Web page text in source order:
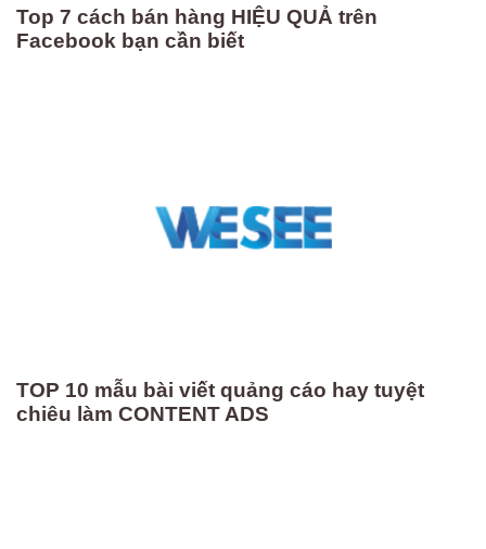
Top 7 cách bán hàng HIỆU QUẢ trên
Facebook bạn cần biết
TOP 10 mẫu bài viết quảng cáo hay tuyệt
chiêu làm CONTENT ADS